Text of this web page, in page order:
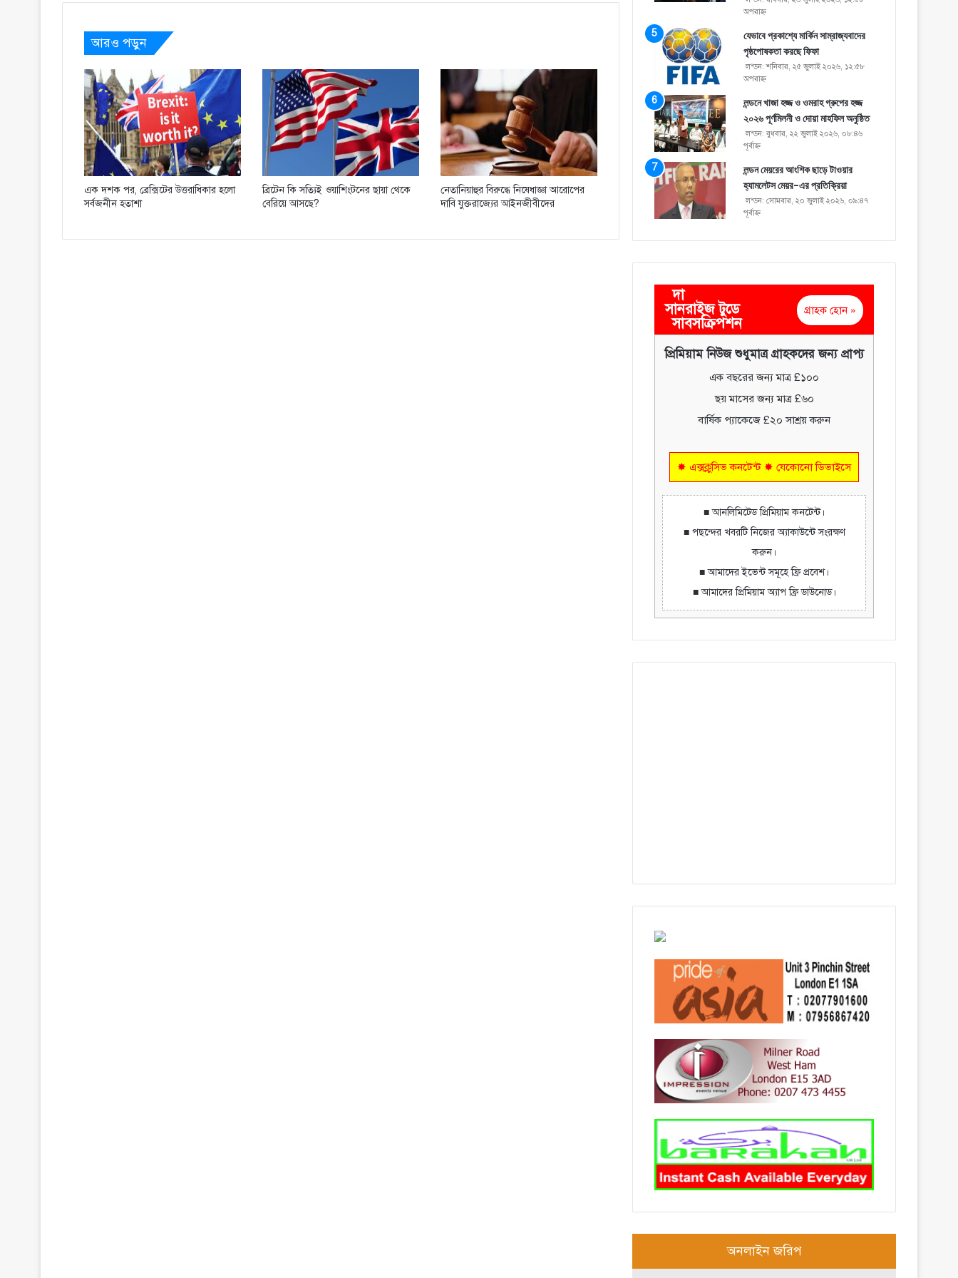
আরও পড়ুন
এক দশক পর, ব্রেক্সিটের উত্তরাধিকার হলো
সর্বজনীন হতাশা
ব্রিটেন কি সত্যিই ওয়াশিংটনের ছায়া থেকে
বেরিয়ে আসছে?
নেতানিয়াহুর বিরুদ্ধে নিষেধাজ্ঞা আরোপের
দাবি যুক্তরাজ্যের আইনজীবীদের
অপরাহ্ণ
যেভাবে প্রকাশ্যে মার্কিন সাম্রাজ্যবাদের
পৃষ্ঠপোষকতা করছে ফিফা
লন্ডন: শনিবার, ২৫ জুলাই ২০২৬, ১২:৫৮
অপরাহ্ণ
লন্ডনে খাজা হজ্জ ও ওমরাহ গ্রুপের হজ্জ
২০২৬ পূর্ণমিলনী ও দোয়া মাহফিল অনুষ্ঠিত
লন্ডন: বুধবার, ২২ জুলাই ২০২৬, ০৮:৪৬
পূর্বাহ্ণ
লন্ডন মেয়রের আংশিক ছাড়ে টাওয়ার
হ্যামলেটস মেয়র-এর প্রতিক্রিয়া
লন্ডন: সোমবার, ২০ জুলাই ২০২৬, ০৯:৪৭
পূর্বাহ্ণ
দা
সানরাইজ টুডে
সাবসক্রিপশন
গ্রাহক হোন »
প্রিমিয়াম নিউজ শুধুমাত্র গ্রাহকদের জন্য প্রাপ্য
এক বছরের জন্য মাত্র £১০০
ছয় মাসের জন্য মাত্র £৬০
বার্ষিক প্যাকেজে £২০ সাশ্রয় করুন
✸ এক্সক্লুসিভ কনটেন্ট ✸ যেকোনো ডিভাইসে
■ আনলিমিটেড প্রিমিয়াম কনটেন্ট।
■ পছন্দের খবরটি নিজের অ্যাকাউন্টে সংরক্ষণ
করুন।
■ আমাদের ইভেন্ট সমূহে ফ্রি প্রবেশ।
■ আমাদের প্রিমিয়াম অ্যাপ ফ্রি ডাউনোড।
অনলাইন জরিপ